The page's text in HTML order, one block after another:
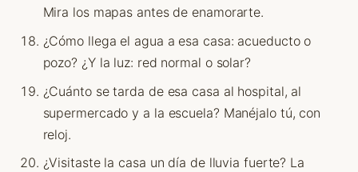
Mira los mapas antes de enamorarte.
¿Cómo llega el agua a esa casa: acueducto o
pozo? ¿Y la luz: red normal o solar?
¿Cuánto se tarda de esa casa al hospital, al
supermercado y a la escuela? Manéjalo tú, con
reloj.
¿Visitaste la casa un día de lluvia fuerte? La